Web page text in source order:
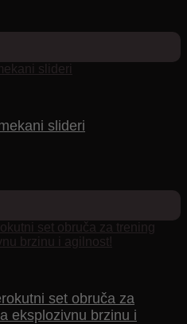
slideri
set obruča za
eksplozivnu brzinu i